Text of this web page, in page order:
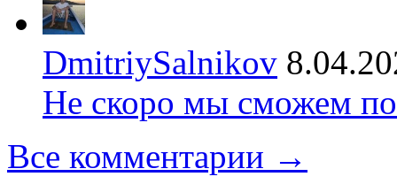
DmitriySalnikov
Не скоро мы сможем
Все комментарии →